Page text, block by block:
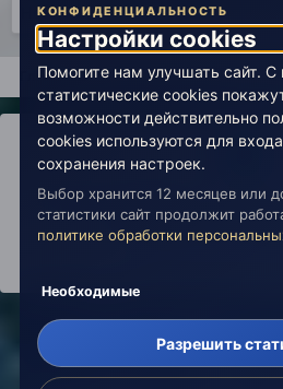
Нет пользователей,
Главная Вселенная Живой
IPS ThemebyIPSFocus
Политика
Обратная связь
copyright © 2026
КОНФИДЕНЦИАЛЬНОСТЬ
Настройки cookies
Помогите нам улучшать сайт.
статистические cookies
возможности действительно
cookies используются для
сохранения настроек.
Выбор хранится 12 месяцев или
статистики сайт продолжит
политике обработки
Необходимые
Разрешить